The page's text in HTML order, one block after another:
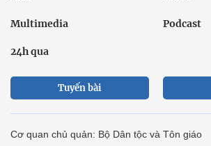
Multimedia Podcast
24h qua
Tuyến bài
Cơ quan chủ quản: Bộ Dân tộc và Tôn giáo